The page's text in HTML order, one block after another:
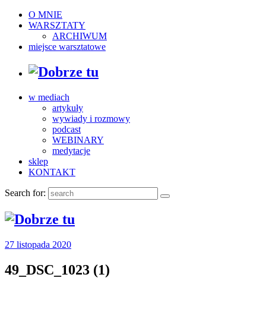
O MNIE
WARSZTATY
ARCHIWUM
miejsce warsztatowe
w mediach
artykuły
wywiady i rozmowy
podcast
WEBINARY
medytacje
sklep
KONTAKT
Search for:
27 listopada 2020
49_DSC_1023 (1)